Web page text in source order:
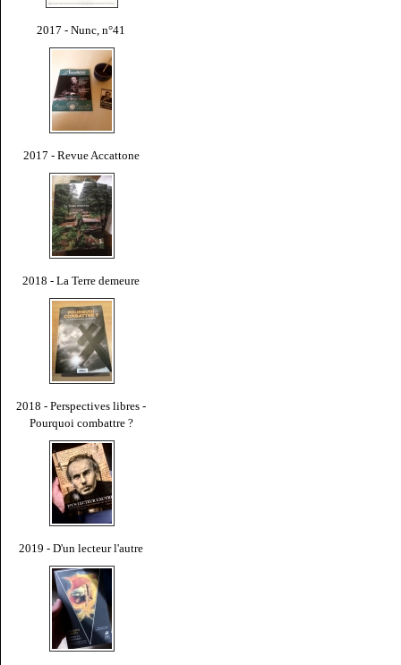
2017 - Nunc, n°41
2017 - Revue Accattone
2018 - La Terre demeure
2018 - Perspectives libres -
Pourquoi combattre ?
2019 - D'un lecteur l'autre